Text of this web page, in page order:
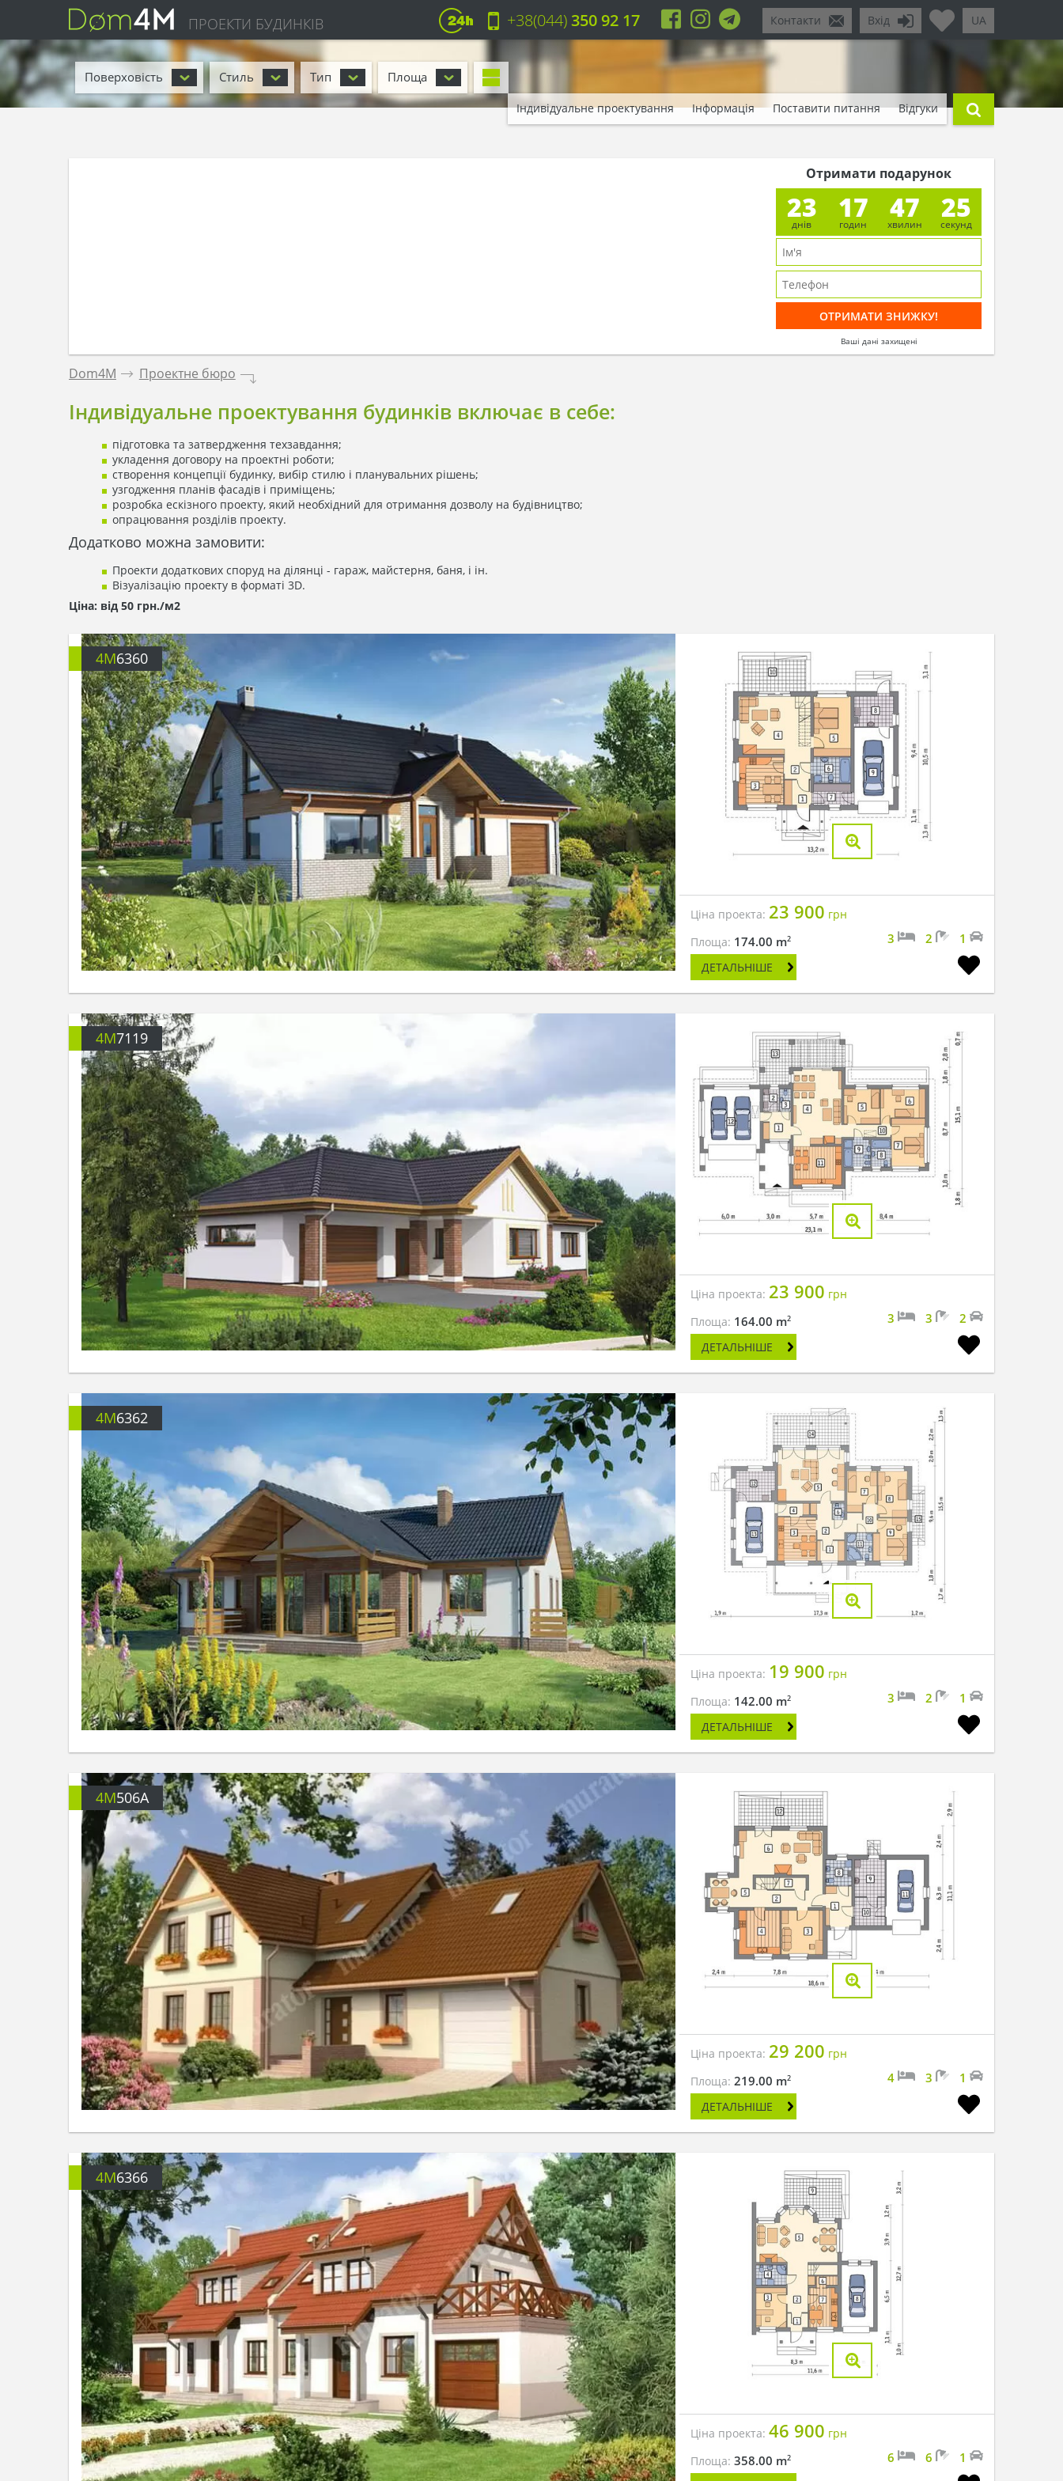
ПРОЕКТИ БУДИНКІВ UA
Вхід
Контакти
+38(044)350 92 17
Поверховість Стиль Тип Площа
Індивідуальне проектування Інформація Поставити питання Відгуки
Отримати подарунок
23
днів
17
годин
47
хвилин
23
секунд
Ваші дані захищені
Dom4M . Проектне бюро .
Індивідуальне проектування будинків включає в себе:
підготовка та затвердження техзавдання;
укладення договору на проектні роботи;
створення концепції будинку, вибір стилю і планувальних рішень;
узгодження планів фасадів і приміщень;
розробка ескізного проекту, який необхідний для отримання дозволу на будівництво;
опрацювання розділів проекту.
Додатково можна замовити:
Проекти додаткових споруд на ділянці - гараж, майстерня, баня, і ін.
Візуалізацію проекту в форматі 3D.
Ціна: від 50 грн./м2
4M6360
Ціна проекта: 23 900 грн
Площа: 174.00 m2 3 2 1
ДЕТАЛЬНІШЕ
4M7119
Ціна проекта: 23 900 грн
Площа: 164.00 m2 3 3 2
ДЕТАЛЬНІШЕ
4M6362
Ціна проекта: 19 900 грн
Площа: 142.00 m2 3 2 1
ДЕТАЛЬНІШЕ
4M506A
Ціна проекта: 29 200 грн
Площа:219.00 m2 4 3 1
ДЕТАЛЬНІШЕ
4M6366
Ціна проекта:46 900 грн
Площа:358.00 m2 6 6 1